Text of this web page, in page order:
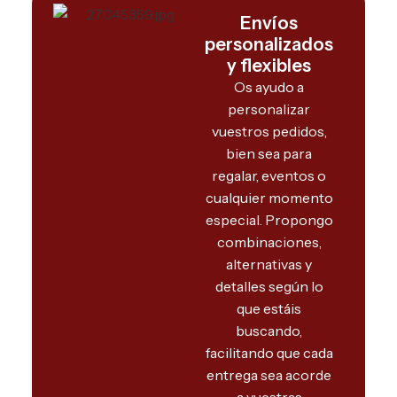
Envíos
personalizados
y flexibles
Os ayudo a
personalizar
vuestros pedidos,
bien sea para
regalar, eventos o
cualquier momento
especial. Propongo
combinaciones,
alternativas y
detalles según lo
que estáis
buscando,
facilitando que cada
entrega sea acorde